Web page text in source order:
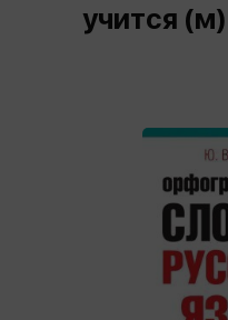
учится (м)